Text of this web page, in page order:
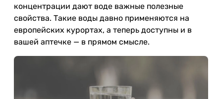
концентрации дают воде важные полезные
свойства. Такие воды давно применяются на
европейских курортах, а теперь доступны и в
вашей аптечке — в прямом смысле.